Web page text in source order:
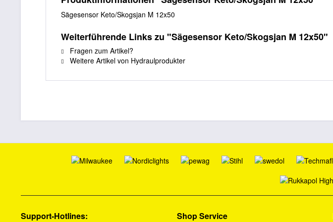
Sägesensor Keto/Skogsjan M 12x50
Weiterführende Links zu "Sägesensor Keto/Skogsjan M 12x50"
Fragen zum Artikel?
Weitere Artikel von Hydraulprodukter
Support-Hotlines: Shop Service